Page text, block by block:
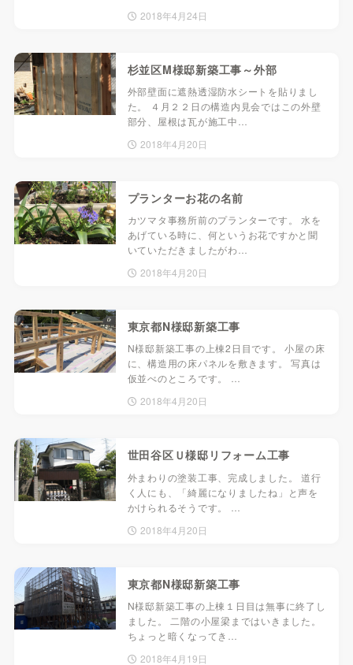
2018年4月24日
杉並区M様邸新築工事～外部
外部壁面に遮熱透湿防水シートを貼りまし
た。 ４月２２日の構造内見会ではこの外壁
部分、屋根は瓦が施工中…
2018年4月20日
プランターお花の名前
カツマタ事務所前のプランターです。 水を
あげている時に、何というお花ですかと聞
いていただきましたがわ…
2018年4月20日
東京都N様邸新築工事
N様邸新築工事の上棟2日目です。 小屋の床
に、構造用の床パネルを敷きます。 写真は
仮並べのところです。 …
2018年4月20日
世田谷区Ｕ様邸リフォーム工事
外まわりの塗装工事、完成しました。 道行
く人にも、「綺麗になりましたね」と声を
かけられるそうです。 …
2018年4月20日
東京都N様邸新築工事
N様邸新築工事の上棟１日目は無事に終了し
ました。 二階の小屋梁まではいきました。
ちょっと暗くなってき…
2018年4月19日